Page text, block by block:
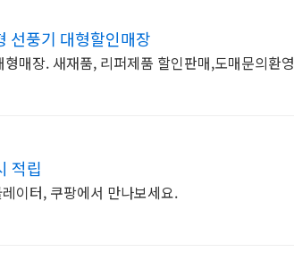
선풍기 대형할인매장
매장. 새재품, 리퍼제품 할인판매,도매문의환영
적립
이터, 쿠팡에서 만나보세요.